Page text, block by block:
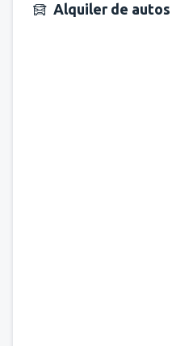
Alquiler de autos